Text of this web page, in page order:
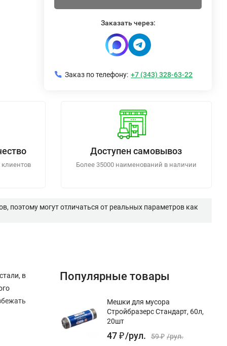
Заказать через:
Заказ по телефону: +7 (343) 328-63-22
Доступен самовывоз
Более 35000 наименований в наличии
поэтому могут отличаться от реальных параметров как
в
Популярные товары
Мешки для мусора
Стройбразерс Стандарт, 60л,
20шт
47₽/рул. 59₽ /рул.